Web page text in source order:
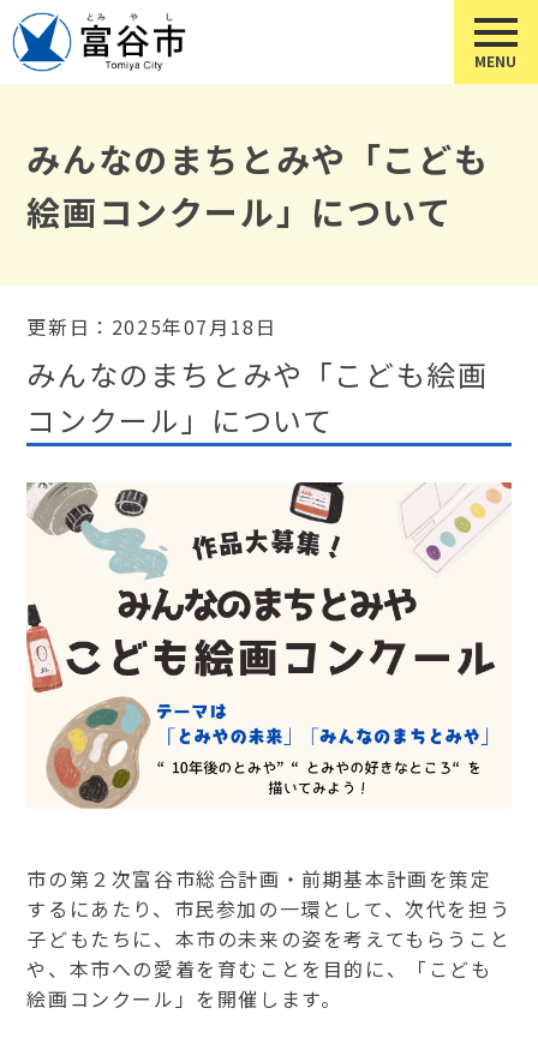
みんなのまちとみや「こども
絵画コンクール」について
更新日：2025年07月18日
みんなのまちとみや「こども絵画
コンクール」について
市の第２次富谷市総合計画・前期基本計画を策定
するにあたり、市民参加の一環として、次代を担う
子どもたちに、本市の未来の姿を考えてもらうこと
や、本市への愛着を育むことを目的に、「こども
絵画コンクール」を開催します。